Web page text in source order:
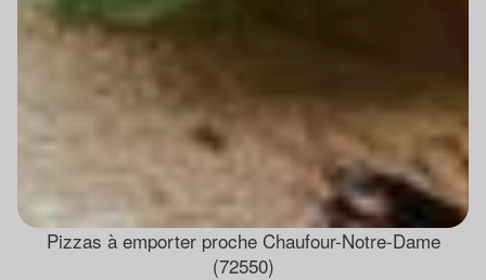
Pizzas à emporter proche Chaufour-Notre-Dame
(72550)